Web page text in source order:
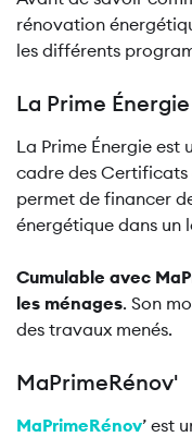
rénovation
les différents
La Prime Énergie
La Prime Énergie est
cadre des Certificats
permet de financer
énergétique dans un
Cumulable avec
les ménages. Son
des travaux menés.
MaPrimeRénov'
MaPrimeRénov’ est